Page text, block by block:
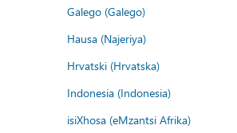
Galego (Galego)
Hausa (Najeriya)
Hrvatski (Hrvatska)
Indonesia (Indonesia)
isiXhosa (eMzantsi Afrika)